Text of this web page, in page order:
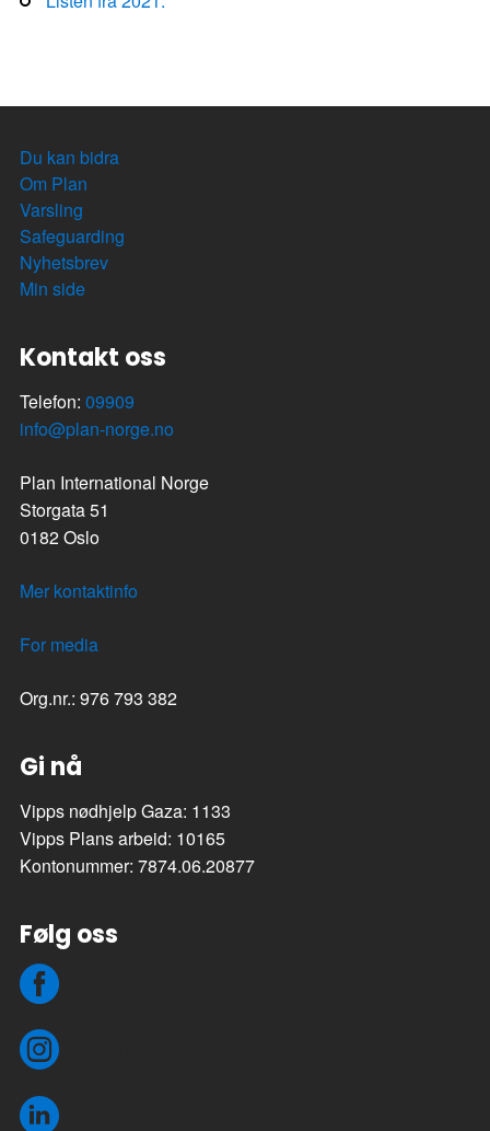
Du kan bidra
Om Plan
Varsling
Safeguarding
Nyhetsbrev
Min side
Kontakt oss
Telefon: 09909
info@plan-norge.no
Plan International Norge
Storgata 51
0182 Oslo
Mer kontaktinfo
For media
Org.nr.: 976 793 382
Gi nå
Vipps nødhjelp Gaza: 1133
Vipps Plans arbeid: 10165
Kontonummer: 7874.06.20877
Følg oss